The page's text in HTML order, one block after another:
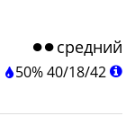
средний
50%40/18/42